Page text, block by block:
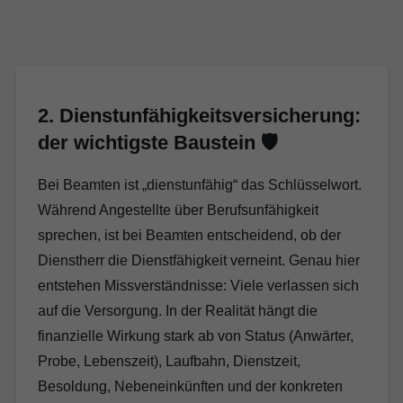
2. Dienstunfähigkeitsversicherung:
der wichtigste Baustein 🛡️
Bei Beamten ist „dienstunfähig“ das Schlüsselwort.
Während Angestellte über Berufsunfähigkeit
sprechen, ist bei Beamten entscheidend, ob der
Dienstherr die Dienstfähigkeit verneint. Genau hier
entstehen Missverständnisse: Viele verlassen sich
auf die Versorgung. In der Realität hängt die
finanzielle Wirkung stark ab von Status (Anwärter,
Probe, Lebenszeit), Laufbahn, Dienstzeit,
Besoldung, Nebeneinkünften und der konkreten